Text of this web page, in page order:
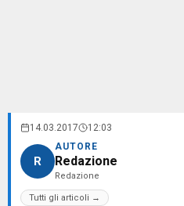
14.03.2017 12:03
R
AUTORE
Redazione
Redazione
Tutti gli articoli →